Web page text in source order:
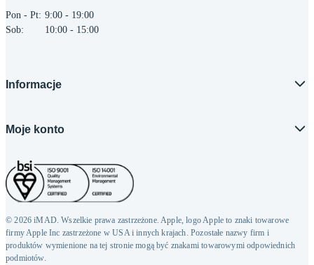
Pon - Pt: 9:00 - 19:00
Sob:
10:00 - 15:00
Informacje
Moje konto
© 2026 iMAD. Wszelkie prawa zastrzeżone. Apple, logo Apple to znaki towarowe
firmy Apple Inc zastrzeżone w USA i innych krajach. Pozostałe nazwy firm i
produktów wymienione na tej stronie mogą być znakami towarowymi odpowiednich
podmiotów.